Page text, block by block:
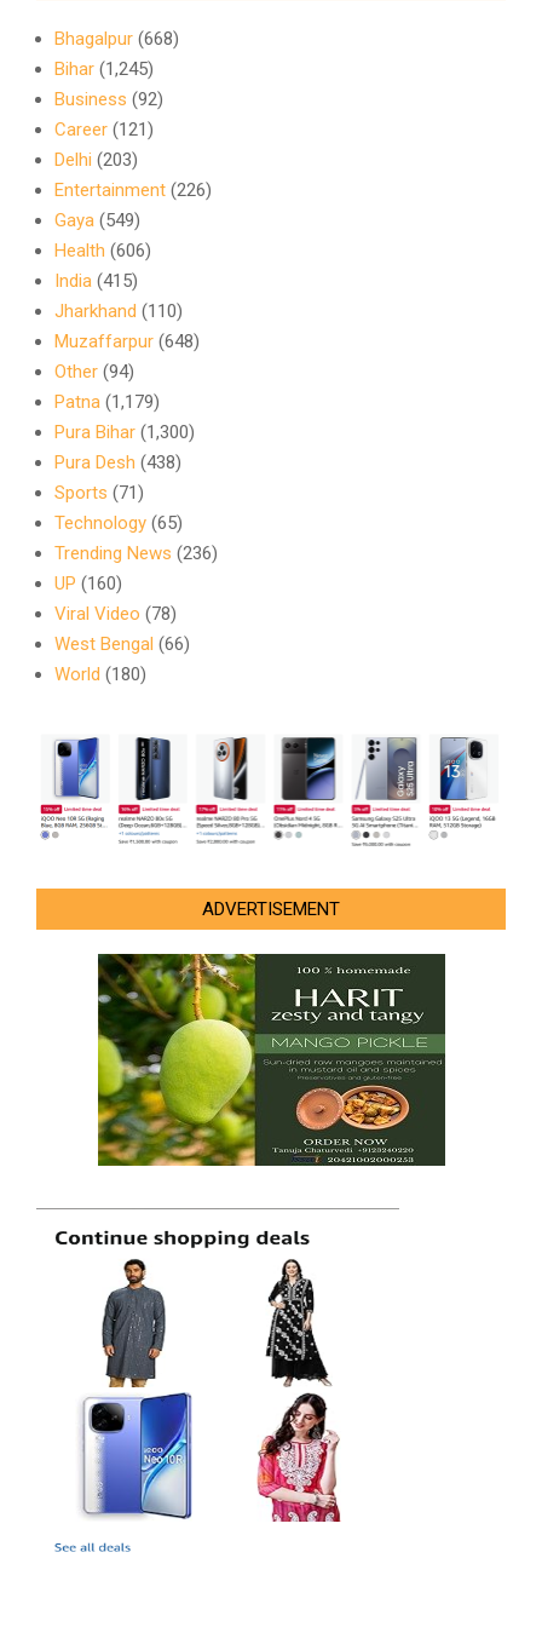
Bhagalpur (668)
Bihar (1,245)
Business (92)
Career (121)
Delhi (203)
Entertainment (226)
Gaya (549)
Health (606)
India (415)
Jharkhand (110)
Muzaffarpur (648)
Other (94)
Patna (1,179)
Pura Bihar (1,300)
Pura Desh (438)
Sports (71)
Technology (65)
Trending News (236)
UP (160)
Viral Video (78)
West Bengal (66)
World (180)
ADVERTISEMENT